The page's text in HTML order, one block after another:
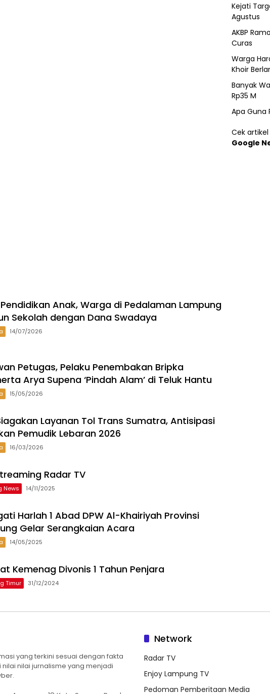
Anak, Warga di Pedalaman Lampung
Sekolah dengan Dana Swadaya
14/07/2026
Petugas, Pelaku Penembakan Bripka
Arya Supena ‘Pindah Alam’ di Teluk Hantu
15/05/2026
Layanan Tol Trans Sumatra, Antisipasi
Pemudik Lebaran 2026
16/03/2026
Radar TV
News 14/11/2025
Harlah 1 Abad DPW Al-Khairiyah Provinsi
Gelar Serangkaian Acara
14/05/2025
Kemenag Divonis 1 Tahun Penjara
Timur 31/12/2024
Kejati
Agustus
AKBP
Curas
Warga
Khoir
Banyak
Rp35 M
Apa Guna
Cek
Google
yang terkini sesuai dengan fakta
nilai jurnalisme yang menjadi
Network
Radar TV
Enjoy Lampung TV
Pedoman Pemberitaan Media